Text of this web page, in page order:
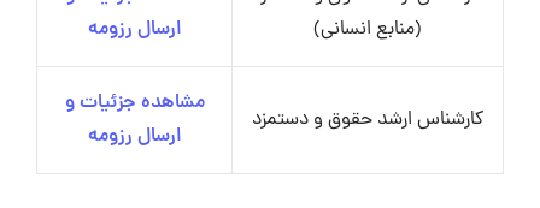
(منابع انسانی)
ارسال رزومه
کارشناس ارشد حقوق و دستمزد
مشاهده جزئیات و
ارسال رزومه